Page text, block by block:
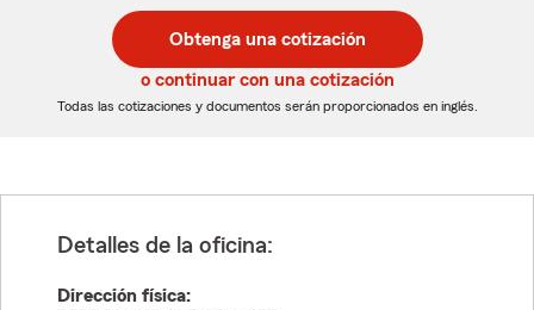
de
5
dígitos
de
5
dígitos
Obtenga una cotización
o continuar con una cotización
Todas las cotizaciones y documentos serán proporcionados en inglés.
Detalles de la oficina:
Dirección física: